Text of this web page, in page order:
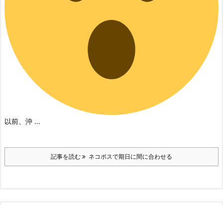
以前、沖 ...
記事を読む ネコポスで期日に間に合わせる